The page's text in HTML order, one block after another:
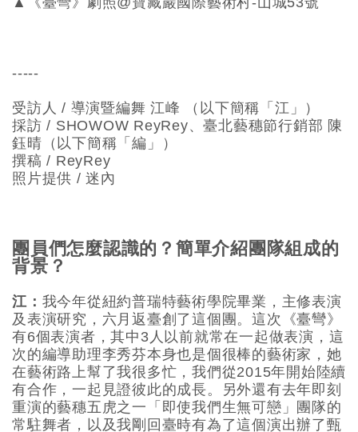
-----
受訪人 / 導演暨編舞 江峰 （以下簡稱「江」）
採訪 / SHOWOW ReyRey、臺北藝穗節行銷部 陳
鈺晴（以下簡稱「編」）
撰稿 / ReyRey
照片提供 / 迷內
團員們怎麼認識的？簡單介紹團隊組成的
背景？
江： 我今年從紐約普瑞特藝術學院畢業，主修表演
及表演研究，六月返臺創了這個團。這次《臺彎》
有6個表演者，其中3人以前就常在一起做表演，這
次的編導助理李秀芬本身也是個很棒的藝術家，她
在藝術路上幫了我很多忙，我們從2015年開始陸續
有合作，一起見證彼此的成長。另外還有去年即刻
重演的藝穗五虎之一「即使我們生無可戀」團隊的
常駐舞者，以及我剛回臺時有為了這個演出辦了甄